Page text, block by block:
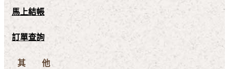
馬上結帳
訂單查詢
其 他